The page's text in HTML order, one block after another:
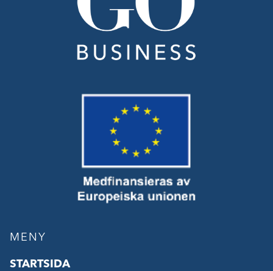
MENY
STARTSIDA